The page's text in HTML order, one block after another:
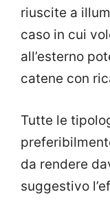
riuscite a
caso in cui
all’esterno
catene con
Tutte le
da rendere
suggestivo